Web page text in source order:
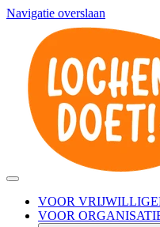
Navigatie overslaan
VOOR
VOOR